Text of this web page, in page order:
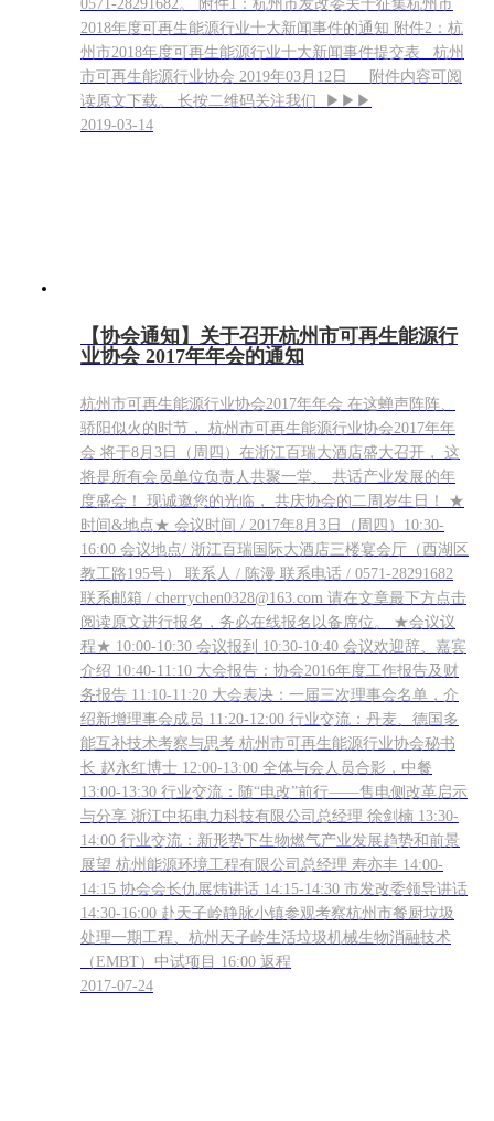
0571-28291682。 附件1：杭州市发改委关于征集杭州市
2018年度可再生能源行业十大新闻事件的通知 附件2：杭
州市2018年度可再生能源行业十大新闻事件提交表 杭州
市可再生能源行业协会 2019年03月12日 附件内容可阅
读原文下载。 长按二维码关注我们 ▶▶▶
2019-03-14
【协会通知】关于召开杭州市可再生能源行
业协会 2017年年会的通知
杭州市可再生能源行业协会2017年年会 在这蝉声阵阵、
骄阳似火的时节， 杭州市可再生能源行业协会2017年年
会 将于8月3日（周四）在浙江百瑞大酒店盛大召开， 这
将是所有会员单位负责人共聚一堂、 共话产业发展的年
度盛会！ 现诚邀您的光临， 共庆协会的二周岁生日！ ★
时间&地点★ 会议时间 / 2017年8月3日（周四）10:30-
16:00 会议地点/ 浙江百瑞国际大酒店三楼宴会厅（西湖区
教工路195号） 联系人 / 陈漫 联系电话 / 0571-28291682
联系邮箱 / cherrychen0328@163.com 请在文章最下方点击
阅读原文进行报名，务必在线报名以备席位。 ★会议议
程★ 10:00-10:30 会议报到 10:30-10:40 会议欢迎辞、嘉宾
介绍 10:40-11:10 大会报告：协会2016年度工作报告及财
务报告 11:10-11:20 大会表决：一届三次理事会名单，介
绍新增理事会成员 11:20-12:00 行业交流：丹麦、德国多
能互补技术考察与思考 杭州市可再生能源行业协会秘书
长 赵永红博士 12:00-13:00 全体与会人员合影，中餐
13:00-13:30 行业交流：随“电改”前行——售电侧改革启示
与分享 浙江中拓电力科技有限公司总经理 徐剑楠 13:30-
14:00 行业交流：新形势下生物燃气产业发展趋势和前景
展望 杭州能源环境工程有限公司总经理 寿亦丰 14:00-
14:15 协会会长仇展炜讲话 14:15-14:30 市发改委领导讲话
14:30-16:00 赴天子岭静脉小镇参观考察杭州市餐厨垃圾
处理一期工程、杭州天子岭生活垃圾机械生物消融技术
（EMBT）中试项目 16:00 返程
2017-07-24